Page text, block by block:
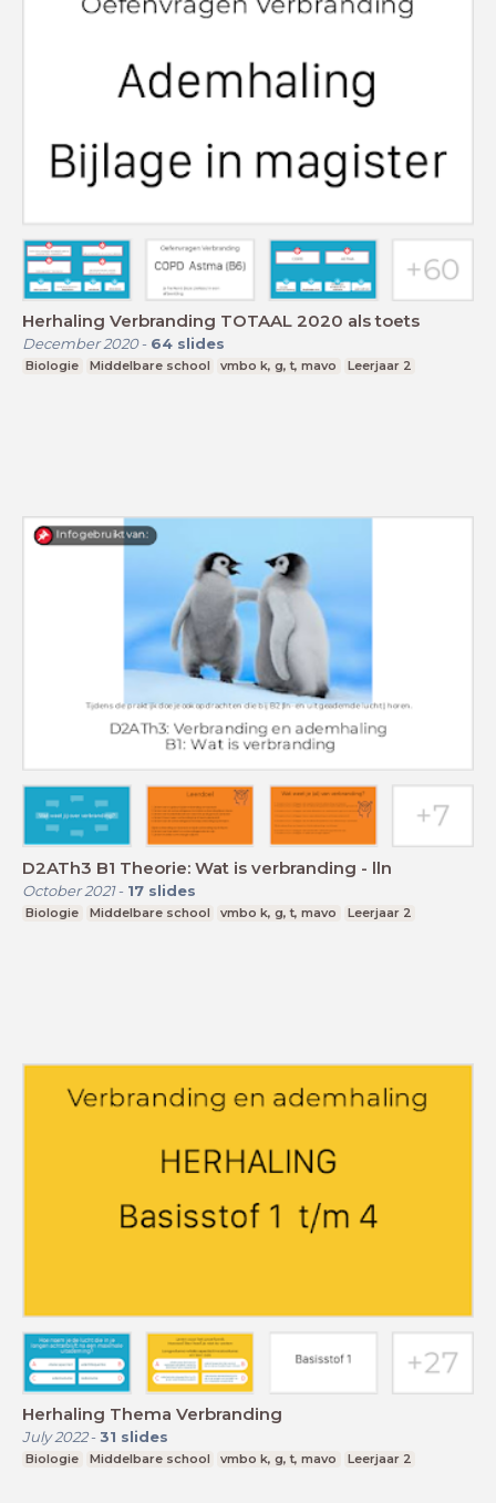
Herhaling Verbranding TOTAAL 2020 als toets
December 2020- 64 slides
Biologie Middelbare school vmbo k, g, t, mavo Leerjaar 2
D2ATh3 B1 Theorie: Wat is verbranding - lln
October 2021- 17 slides
Biologie Middelbare school vmbo k, g, t, mavo Leerjaar 2
Herhaling Thema Verbranding
July 2022- 31 slides
Biologie Middelbare school vmbo k, g, t, mavo Leerjaar 2